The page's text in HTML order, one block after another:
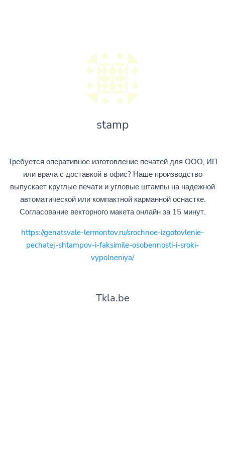
stamp
Требуется оперативное изготовление печатей для ООО, ИП
или врача с доставкой в офис? Наше производство
выпускает круглые печати и угловые штампы на надежной
автоматической или компактной карманной оснастке.
Согласование векторного макета онлайн за 15 минут.
https://genatsvale-lermontov.ru/srochnoe-izgotovlenie-
pechatej-shtampov-i-faksimile-osobennosti-i-sroki-
vypolneniya/
Tkla.be